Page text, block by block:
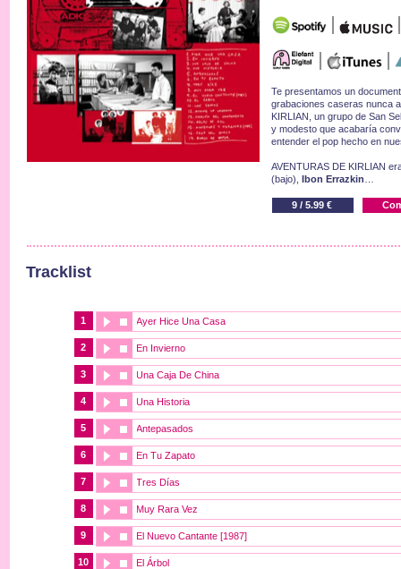
Te presentamos un
grabaciones caseras nunca
KIRLIAN, un grupo de San
y modesto que acabaría
entender el pop hecho en
AVENTURAS DE KIRLIAN
(bajo),Ibon Errazkin
9 / 5.99 €
Tracklist
1 Ayer Hice Una Casa
2 En Invierno
3 Una Caja De China
4 Una Historia
5 Antepasados
6 En Tu Zapato
7 Tres Días
8 Muy Rara Vez
9 El Nuevo Cantante [1987]
10 El Árbol